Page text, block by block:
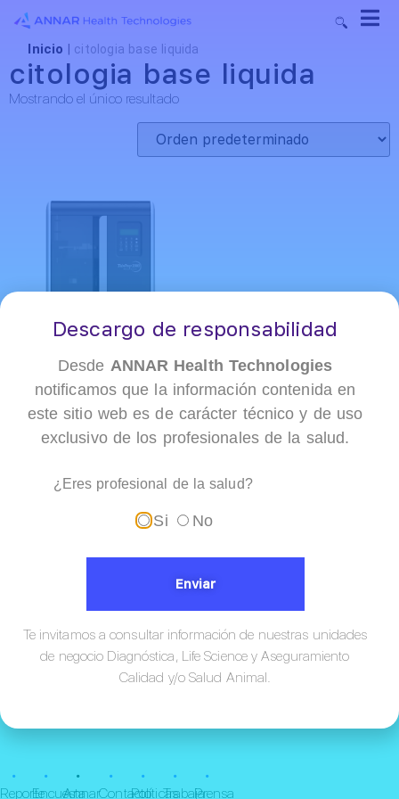
Inicio citologia base liquida
citologia base liquida
Mostrando el único resultado
Thinprep 2000
¡Conócenos!
•
Reporte
•
Encuesta
•
Annar
•
Contacto
•
Políticas
•
Trabaja
•
Prensa
Descargo de responsabilidad
Desde ANNAR Health Technologies
notificamos que la información contenida en
este sitio web es de carácter técnico y de uso
exclusivo de los profesionales de la salud.
¿Eres profesional de la salud?
Si No
Enviar
Te invitamos a consultar información de nuestras unidades
de negocio Diagnóstica, Life Science y Aseguramiento
Calidad y/o Salud Animal.